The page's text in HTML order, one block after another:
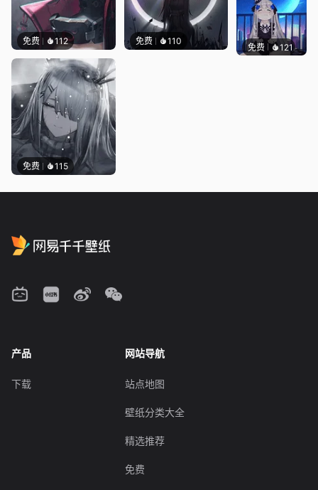
免费 112 免费 110
免费 115
免费 121Jose
产品
下载
网站导航
站点地图
壁纸分类大全
精选推荐
免费